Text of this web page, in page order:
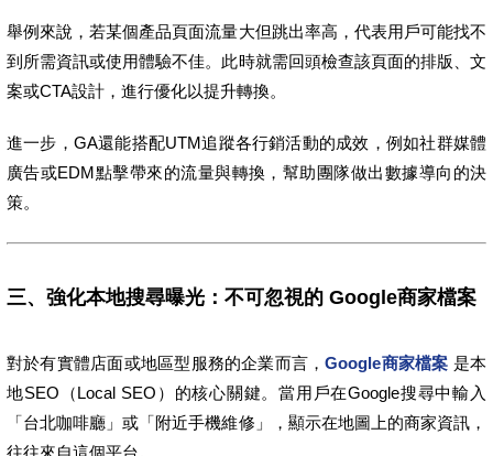
舉例來說，若某個產品頁面流量大但跳出率高，代表用戶可能找不
到所需資訊或使用體驗不佳。此時就需回頭檢查該頁面的排版、文
案或CTA設計，進行優化以提升轉換。
進一步，GA還能搭配UTM追蹤各行銷活動的成效，例如社群媒體
廣告或EDM點擊帶來的流量與轉換，幫助團隊做出數據導向的決
策。
三、強化本地搜尋曝光：不可忽視的 Google商家檔案
對於有實體店面或地區型服務的企業而言，Google商家檔案 是本
地SEO（Local SEO）的核心關鍵。當用戶在Google搜尋中輸入
「台北咖啡廳」或「附近手機維修」，顯示在地圖上的商家資訊，